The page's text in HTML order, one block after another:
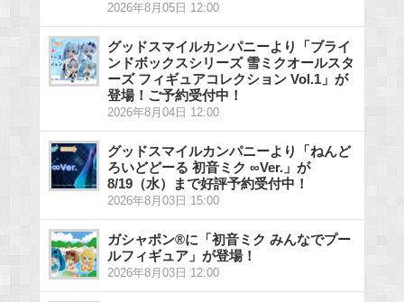
2026年8月05日 12:00
グッドスマイルカンパニーより「ブライ
ンドボックスシリーズ 雪ミクオールスタ
ーズ フィギュアコレクション Vol.1」が
登場！ご予約受付中！
2026年8月04日 12:00
グッドスマイルカンパニーより「ねんど
ろいどどーる 初音ミク ∞Ver.」が
8/19（水）まで好評予約受付中！
2026年8月03日 15:00
ガシャポン®に「初音ミク みんなでプー
ルフィギュア」が登場！
2026年8月03日 12:00